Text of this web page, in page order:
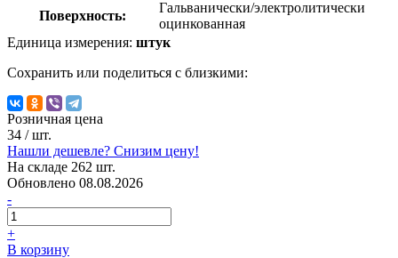
Поверхность:
Гальванически/электролитически
оцинкованная
Единица измерения: штук
Сохранить или поделиться с близкими:
Розничная цена
34 / шт.
Нашли дешевле? Снизим цену!
На складе 262 шт.
Обновлено 08.08.2026
-
+
В корзину